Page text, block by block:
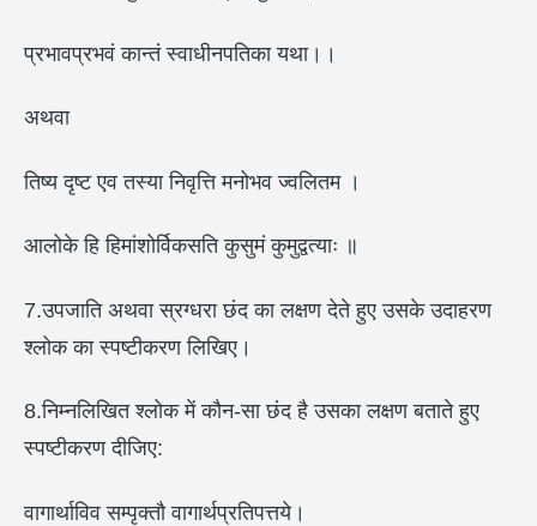
प्रभावप्रभवं कान्तं स्वाधीनपतिका यथा।।
अथवा
तिष्य दृष्ट एव तस्या निवृत्ति मनोभव ज्वलितम ।
आलोके हि हिमांशोर्विकसति कुसुमं कुमुद्वत्याः ॥
7.उपजाति अथवा स्रग्धरा छंद का लक्षण देते हुए उसके उदाहरण
श्लोक का स्पष्टीकरण लिखिए।
8.निम्नलिखित श्लोक में कौन-सा छंद है उसका लक्षण बताते हुए
स्पष्टीकरण दीजिए:
वागार्थाविव सम्पृक्तौ वागार्थप्रतिपत्तये।